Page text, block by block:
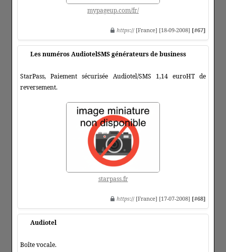
mypageup.com/fr/
https:// [France] [18-09-2008] [#67]
Les numéros AudiotelSMS générateurs de business
StarPass, Paiement sécurisée Audiotel/SMS 1,14 euroHT de
reversement.
starpass.fr
https:// [France] [17-07-2008] [#68]
Audiotel
Boîte vocale.